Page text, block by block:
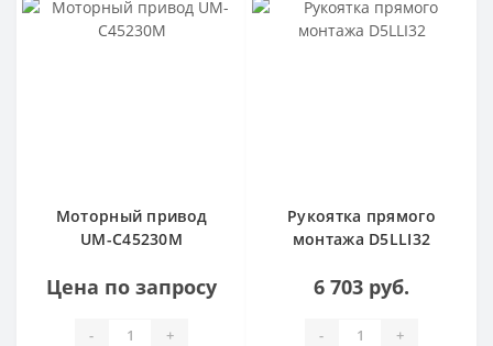
Моторный привод
UM-C45230M
Цена по запросу
- +
Рукоятка прямого
монтажа D5LLI32
6 703 руб.
- +